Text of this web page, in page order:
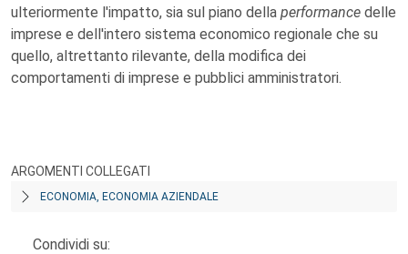
ulteriormente l'impatto, sia sul piano della performance delle
imprese e dell'intero sistema economico regionale che su
quello, altrettanto rilevante, della modifica dei
comportamenti di imprese e pubblici amministratori.
ARGOMENTI COLLEGATI
ECONOMIA, ECONOMIA AZIENDALE
Condividi su: